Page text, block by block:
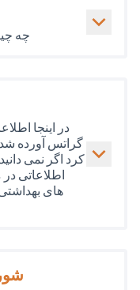
چه
در اینجا
گراتس آورده
کرد اگر نمی
اطلاعاتی
های